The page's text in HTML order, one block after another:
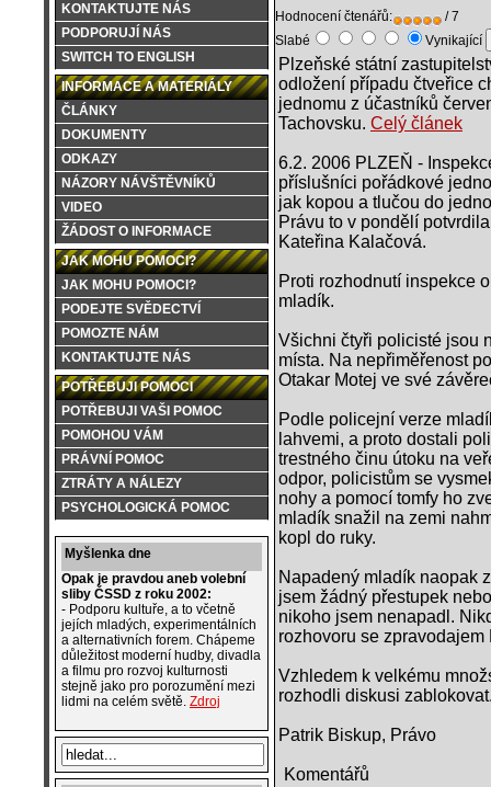
KONTAKTUJTE NÁS
PODPORUJÍ NÁS
SWITCH TO ENGLISH
INFORMACE A MATERIÁLY
ČLÁNKY
DOKUMENTY
ODKAZY
NÁZORY NÁVŠTĚVNÍKŮ
VIDEO
ŽÁDOST O INFORMACE
JAK MOHU POMOCI?
JAK MOHU POMOCI?
PODEJTE SVĚDECTVÍ
POMOZTE NÁM
KONTAKTUJTE NÁS
POTŘEBUJI POMOCI
POTŘEBUJI VAŠI POMOC
POMOHOU VÁM
PRÁVNÍ POMOC
ZTRÁTY A NÁLEZY
PSYCHOLOGICKÁ POMOC
Myšlenka dne
Opak je pravdou aneb volební
sliby ČSSD z roku 2002:
- Podporu kultuře, a to včetně
jejích mladých, experimentálních
a alternativních forem. Chápeme
důležitost moderní hudby, divadla
a filmu pro rozvoj kulturnosti
stejně jako pro porozumění mezi
lidmi na celém světě. Zdroj
Hodnocení čtenářů:
/ 7
Slabé
Vynikající
Plzeňské státní
odložení případu čtveřice
jednomu z účastníků
Tachovsku. Celý článek
6.2. 2006 PLZEŇ -
příslušníci pořádkové
jak kopou a tlučou do
Právu to v pondělí
Kateřina Kalačová.
Proti rozhodnutí inspekce
mladík.
Všichni čtyři policisté jsou
místa. Na nepřiměřenost
Otakar Motej ve své
Podle policejní verze
lahvemi, a proto dostali
trestného činu útoku na
odpor, policistům se
nohy a pomocí tomfy ho
mladík snažil na zemi
kopl do ruky.
Napadený mladík naopak
jsem žádný přestupek
nikoho jsem nenapadl.
rozhovoru se
Vzhledem k velkému
rozhodli diskusi
Patrik Biskup, Právo
Komentářů